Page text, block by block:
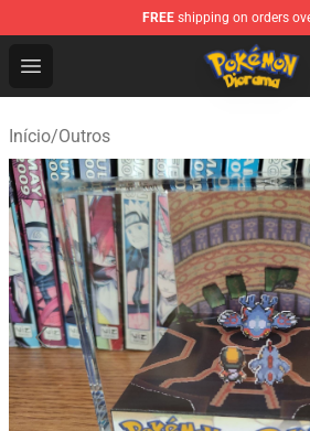
FREE shipping on orders
Open menu
Pokemon Diorama Shop - The
Início/Outros